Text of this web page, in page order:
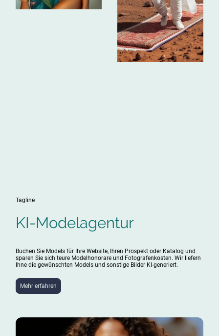
Tagline
KI-Modelagentur
Buchen Sie Models für Ihre Website, Ihren Prospekt oder Katalog und
sparen Sie sich teure Modelhonorare und Fotografenkosten. Wir liefern
Ihne die gewünschten Models und sonstige Bilder KI-generiert.
Mehr erfahren